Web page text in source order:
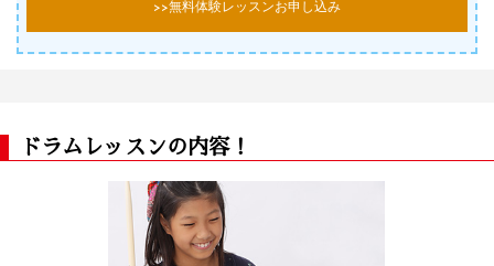
>>無料体験レッスンお申し込み
ドラムレッスンの内容！